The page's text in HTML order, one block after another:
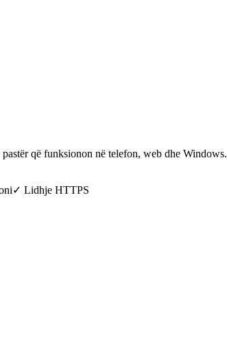
që funksionon në telefon, web dhe Windows.
✓ Lidhje HTTPS